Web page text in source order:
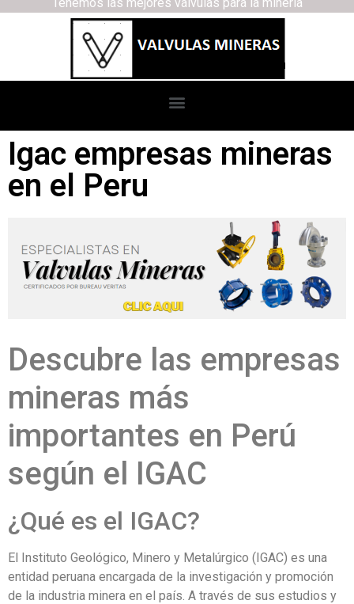
Igac empresas mineras
en el Peru
Descubre las empresas
mineras más
importantes en Perú
según el IGAC
¿Qué es el IGAC?
El Instituto Geológico, Minero y Metalúrgico (IGAC) es una
entidad peruana encargada de la investigación y promoción
de la industria minera en el país. A través de sus estudios y